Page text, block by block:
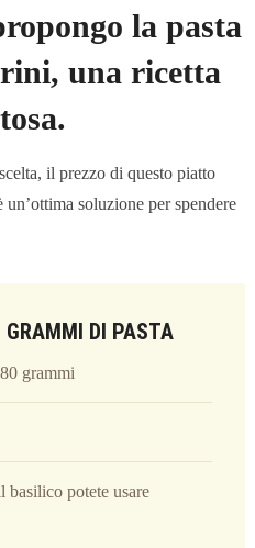
la pasta
una ricetta
il prezzo di questo piatto
soluzione per spendere
GRAMMI DI PASTA
grammi
basilico potete usare